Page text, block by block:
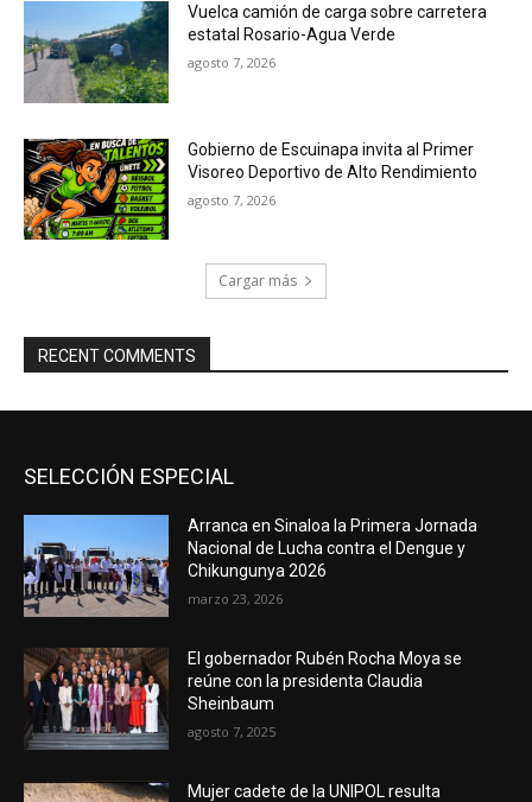
Vuelca camión de carga sobre carretera
estatal Rosario-Agua Verde
agosto 7, 2026
Gobierno de Escuinapa invita al Primer
Visoreo Deportivo de Alto Rendimiento
agosto 7, 2026
Cargar más
RECENT COMMENTS
SELECCIÓN ESPECIAL
Arranca en Sinaloa la Primera Jornada
Nacional de Lucha contra el Dengue y
Chikungunya 2026
marzo 23, 2026
El gobernador Rubén Rocha Moya se
reúne con la presidenta Claudia
Sheinbaum
agosto 7, 2025
Mujer cadete de la UNIPOL resulta